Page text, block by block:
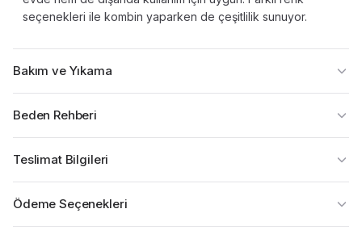
seçenekleri ile kombin yaparken de çeşitlilik sunuyor.
Bakım ve Yıkama
Beden Rehberi
Teslimat Bilgileri
Ödeme Seçenekleri